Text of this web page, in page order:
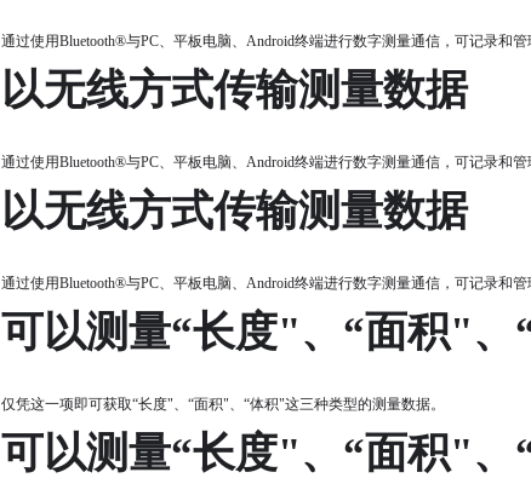
通过使用Bluetooth®与PC、平板电脑、Android终端进行数字测量通信，可记录和
以无线方式传输测量数据
通过使用Bluetooth®与PC、平板电脑、Android终端进行数字测量通信，可记录和
以无线方式传输测量数据
通过使用Bluetooth®与PC、平板电脑、Android终端进行数字测量通信，可记录和
可以测量“长度"、“面积"、
仅凭这一项即可获取“长度"、“面积"、“体积"这三种类型的测量数据。
可以测量“长度"、“面积"、